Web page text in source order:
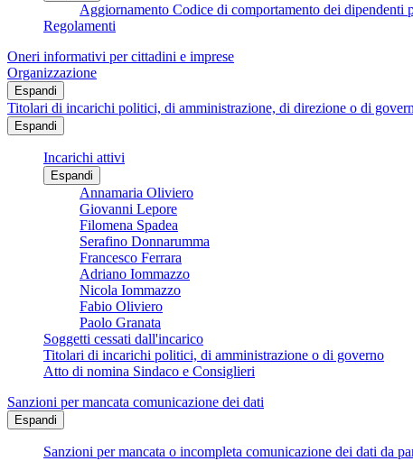
Aggiornamento Codice di comportamento dei dipendenti
Regolamenti
Oneri informativi per cittadini e imprese
Organizzazione
Espandi
Titolari di incarichi politici, di amministrazione, di direzione o di
Espandi
Incarichi attivi
Espandi
Annamaria Oliviero
Giovanni Lepore
Filomena Spadea
Serafino Donnarumma
Francesco Ferrara
Adriano Iommazzo
Nicola Iommazzo
Fabio Oliviero
Paolo Granata
Soggetti cessati dall'incarico
Titolari di incarichi politici, di amministrazione o di governo
Atto di nomina Sindaco e Consiglieri
Sanzioni per mancata comunicazione dei dati
Espandi
Sanzioni per mancata o incompleta comunicazione dei dati da